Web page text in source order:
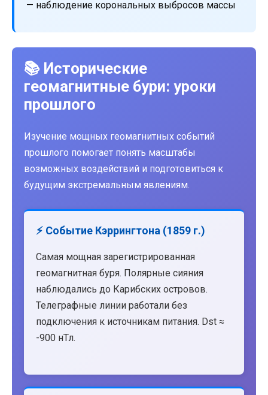
— наблюдение корональных выбросов массы
📚 Исторические
геомагнитные бури: уроки
прошлого
Изучение мощных геомагнитных событий
прошлого помогает понять масштабы
возможных воздействий и подготовиться к
будущим экстремальным явлениям.
⚡ Событие Кэррингтона (1859 г.)
Самая мощная зарегистрированная
геомагнитная буря. Полярные сияния
наблюдались до Карибских островов.
Телеграфные линии работали без
подключения к источникам питания. Dst ≈
-900 нТл.